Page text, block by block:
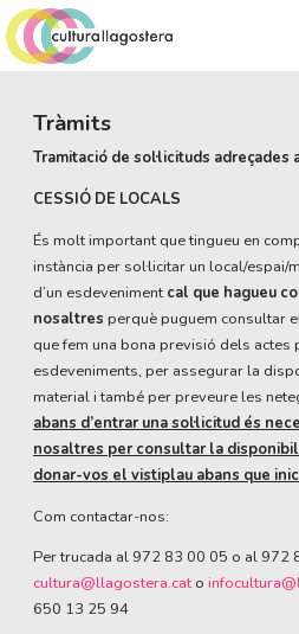
Tràmits
Tramitació de sol·licituds adreçades
CESSIÓ DE LOCALS
És molt important que tingueu en
instància per sol·licitar un local/
d’un esdeveniment cal que hagueu
nosaltres perquè puguem consultar
que fem una bona previsió dels actes
esdeveniments, per assegurar la
material i també per preveure les
abans d’entrar una sol·licitud és
nosaltres per consultar la
donar-vos el vistiplau abans que
Com contactar-nos:
Per trucada al 972 83 00 05 o al 972
cultura@llagostera.cat o
650 13 25 94